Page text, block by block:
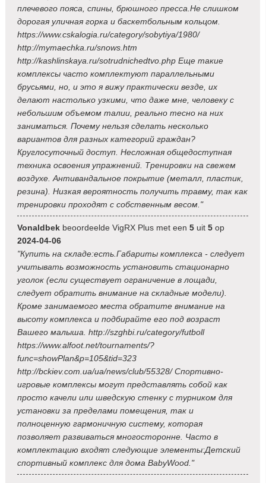
плечевого пояса, спины, брюшного пресса.Не слишком
дорогая уличная горка и баскетбольным кольцом.
https://www.cskalogia.ru/category/sobytiya/1980/
http://mymaechka.ru/snows.htm
http://kashlinskaya.ru/sotrudnichedtvo.php Еще такие
комплексы часто комплектуют параллельными
брусьями, но, и это я вижу практически везде, их
делают настолько узкими, что даже мне, человеку с
небольшим объемом талии, реально тесно на них
заниматься. Почему нельзя сделать несколько
вариантов для разных категорий граждан?
Круглосуточный доступ. Несложная общедоступная
техника освоения упражнений. Тренировки на свежем
воздухе. Антивандальное покрытие (металл, пластик,
резина). Низкая вероятность получить травму, так как
тренировки проходят с собственным весом."
Vonaldbek beoordeelde VigRX Plus met een5 uit5 op
2024-04-06
"Купить на складе:есть.Габариты комплекса - следует
учитывать возможность установить стационарно
уголок (если существует ограничение в лощади,
следует обратить внимание на складные модели).
Кроме занимаемого места обратите внимание на
высоту комплекса и подбирайте его под возраст
Вашего малыша. http://szghbi.ru/category/futboll
https://www.alfoot.net/tournaments/?
func=showPlan&p=105&tid=323
http://bckiev.com.ua/ua/news/club/55328/ Спортивно-
игровые комплексы могут представлять собой как
просто качели или шведскую стенку с турником для
установки за пределами помещения, так и
полноценную гармоничную систему, которая
позволяет развиваться многосторонне. Часто в
комплектацию входят следующие элементы:Детский
спортивный комплекс для дома BabyWood."